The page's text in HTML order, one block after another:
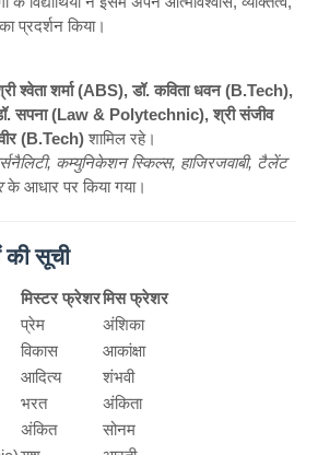
प्रदर्शन किया।
श्वेता शर्मा (ABS), डॉ. कविता धवन (B.Tech),
सपना (Law & Polytechnic), श्री संजीव
(B.Tech) शामिल रहे।
कम्युनिकेशन स्किल्स, हाजिरजवाबी, टैलेंट
के आधार पर किया गया।
की सूची
मिस्टर फ्रेशरमिस फ्रेशर
प्रेम
अंशिका
विकास
आकांक्षा
आदित्य
शंभवी
भरत
अंकिता
अंकित
सोनम